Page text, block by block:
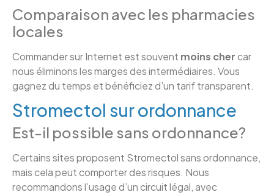
Comparaison avec les pharmacies
locales
Commander sur Internet est souvent moins chercar
nous éliminons les marges des intermédiaires. Vous
gagnez du temps et bénéficiez d’un tarif transparent.
Stromectol sur ordonnance
Est-il possible sans ordonnance?
Certains sites proposent Stromectol sans ordonnance,
mais cela peut comporter des risques. Nous
recommandons l’usage d’un circuit légal, avec